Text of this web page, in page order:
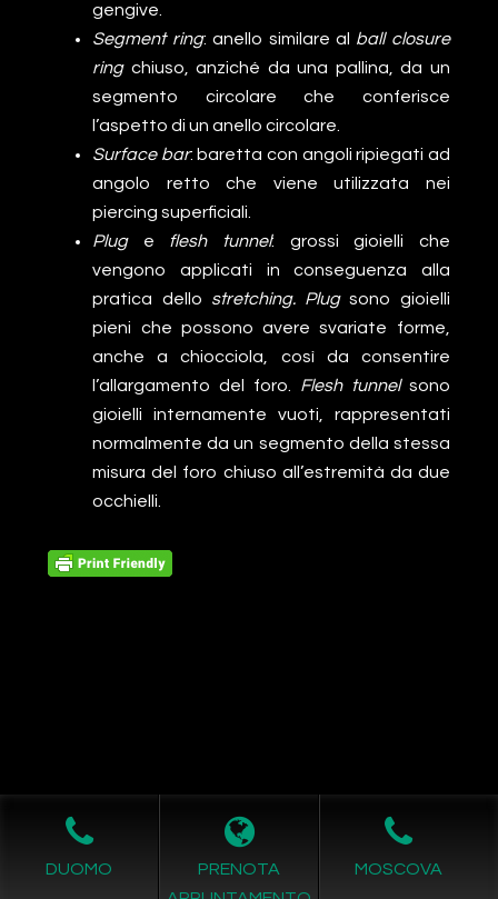
gengive.
Segment ring: anello similare al ball closure
ringchiuso, anziché da una pallina, da un
segmento circolare che conferisce
l’aspetto di un anello circolare.
Surface bar: baretta con angoli ripiegati ad
angolo retto che viene utilizzata nei
piercing superficiali.
Pluge flesh tunnel: grossi gioielli che
vengono applicati in conseguenza alla
pratica dello stretching. Plugsono gioielli
pieni che possono avere svariate forme,
anche a chiocciola, così da consentire
l’allargamento del foro. Flesh tunnel sono
gioielli internamente vuoti, rappresentati
normalmente da un segmento della stessa
misura del foro chiuso all’estremità da due
occhielli.
Leggi L'informativa privacy-Richiesta Cancellazione Dati
DUOMO
PRENOTA
MOSCOVA